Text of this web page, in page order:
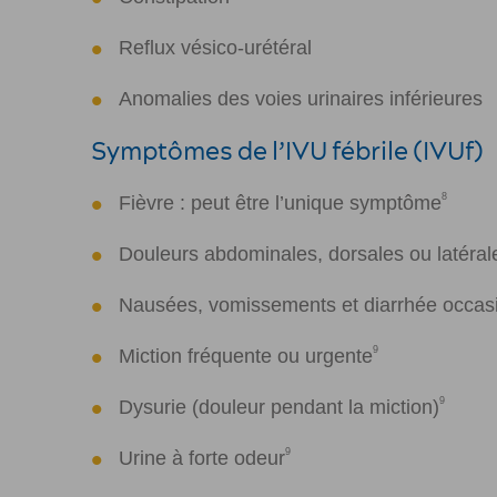
Reflux vésico-urétéral
Anomalies des voies urinaires inférieures
Symptômes de l’IVU fébrile (IVUf)
Fièvre : peut être l’unique symptôme8
Douleurs abdominales, dorsales ou
Nausées, vomissements et diarrhée
Miction fréquente ou urgente9
Dysurie (douleur pendant la miction)9
Urine à forte odeur9